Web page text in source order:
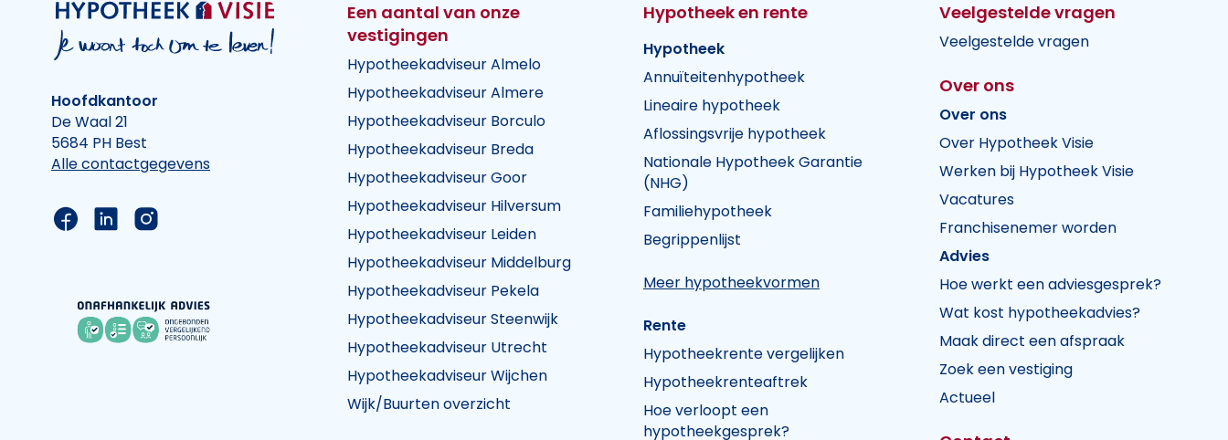
Hoofdkantoor
De Waal 21
5684 PH Best
Alle contactgegevens
Link naar de Facebook pagina van Hypotheek Visie
Link naar de LinkedIn pagina van Hypotheek Visie
Link naar de Instagram pagina van Hypotheek Visie
Een aantal van onze
vestigingen
Hypotheekadviseur Almelo
Hypotheekadviseur Almere
Hypotheekadviseur Borculo
Hypotheekadviseur Breda
Hypotheekadviseur Goor
Hypotheekadviseur Hilversum
Hypotheekadviseur Leiden
Hypotheekadviseur Middelburg
Hypotheekadviseur Pekela
Hypotheekadviseur Steenwijk
Hypotheekadviseur Utrecht
Hypotheekadviseur Wijchen
Wijk/Buurten overzicht
Hypotheek en rente
Hypotheek
Annuïteitenhypotheek
Lineaire hypotheek
Aflossingsvrije hypotheek
Nationale Hypotheek Garantie
(NHG)
Familiehypotheek
Begrippenlijst
Meer hypotheekvormen
Rente
Hypotheekrente vergelijken
Hypotheekrenteaftrek
Hoe verloopt een
hypotheekgesprek?
Veelgestelde vragen
Veelgestelde vragen
Over ons
Over ons
Over Hypotheek Visie
Werken bij Hypotheek Visie
Vacatures
Franchisenemer worden
Advies
Hoe werkt een adviesgesprek?
Wat kost hypotheekadvies?
Maak direct een afspraak
Zoek een vestiging
Actueel